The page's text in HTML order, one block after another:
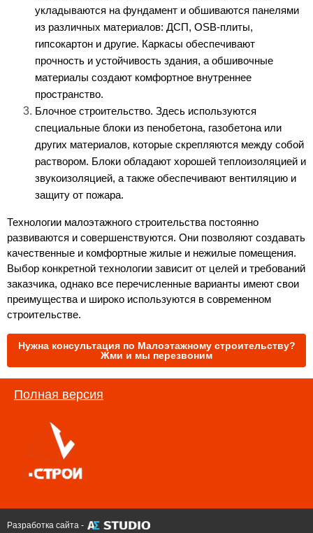
укладываются на фундамент и обшиваются панелями
из различных материалов: ДСП, OSB-плиты,
гипсокартон и другие. Каркасы обеспечивают
прочность и устойчивость здания, а обшивочные
материалы создают комфортное внутреннее
пространство.
Блочное строительство. Здесь используются
специальные блоки из пенобетона, газобетона или
других материалов, которые скрепляются между собой
раствором. Блоки обладают хорошей теплоизоляцией и
звукоизоляцией, а также обеспечивают вентиляцию и
защиту от пожара.
Технологии малоэтажного строительства постоянно
развиваются и совершенствуются. Они позволяют создавать
качественные и комфортные жилые и нежилые помещения.
Выбор конкретной технологии зависит от целей и требований
заказчика, однако все перечисленные варианты имеют свои
преимущества и широко используются в современном
строительстве.
Нужна консультация по Малоэтажному строительству?
Жми и мы перезвоним
Полная версия
Разработка сайта -